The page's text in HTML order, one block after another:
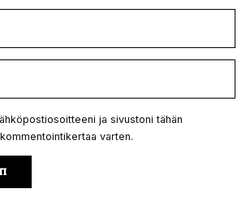
ja sivustoni tähän
varten.